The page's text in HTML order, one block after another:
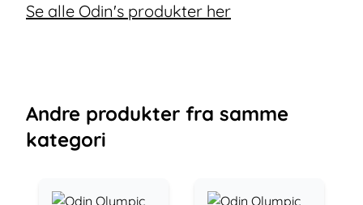
Se alle Odin's produkter her
Andre produkter fra samme
kategori